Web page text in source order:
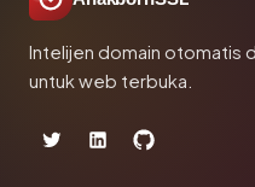
Intelijen domain otomatis
untuk web terbuka.